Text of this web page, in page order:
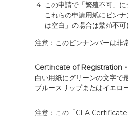
この申請で「繁殖不可」
これらの申請用紙にピン
は空白」の場合は繁殖不可
注意：このピンナンバーは非
Certificate of Registration・
白い用紙にグリーンの文字で
ブルースリップまたはイエロ
注意：この「CFA Certificate